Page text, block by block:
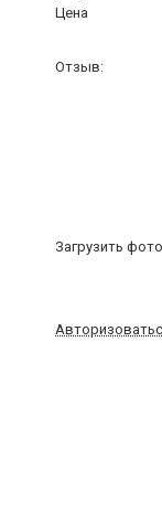
Цена
Отзыв:
Загрузить